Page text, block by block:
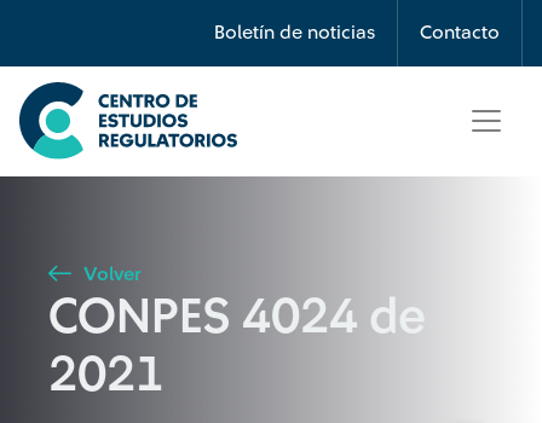
Boletín de noticias Contacto
Búsqueda
Seleccione país
Buscar
Volver
CONPES 4024 de
2021